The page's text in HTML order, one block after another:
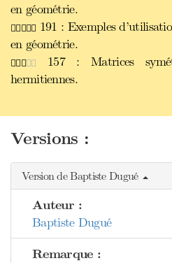
en géométrie.
191 : Exemples
en géométrie.
157 : Matrices
hermitiennes.
Versions :
Version de Baptiste Dugué
Auteur :
Baptiste Dugué
Remarque :